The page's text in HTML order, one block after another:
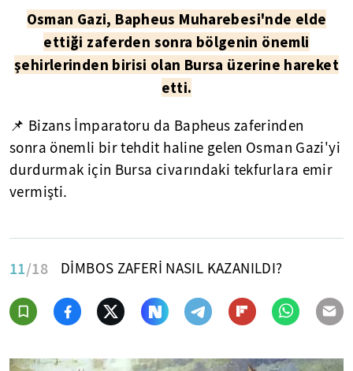
Osman Gazi, Bapheus Muharebesi'nde elde
ettiği zaferden sonra bölgenin önemli
şehirlerinden birisi olan Bursa üzerine hareket
etti.
📌 Bizans İmparatoru da Bapheus zaferinden
sonra önemli bir tehdit haline gelen Osman Gazi'yi
durdurmak için Bursa civarındaki tekfurlara emir
vermişti.
11/18 DİMBOS ZAFERİ NASIL KAZANILDI?